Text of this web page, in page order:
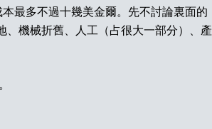
最多不過十幾美金爾。先不討論裏面的
機械折舊、人工（占很大一部分）、產